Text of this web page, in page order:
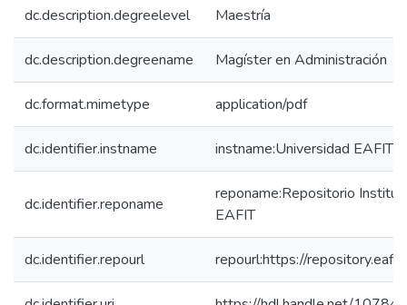
dc.description.degreelevel Maestría
dc.description.degreename Magíster en Administración
dc.format.mimetype application/pdf
dc.identifier.instname instname:Universidad EAFIT
dc.identifier.reponame
reponame:Repositorio
EAFIT
dc.identifier.repourl repourl:https://